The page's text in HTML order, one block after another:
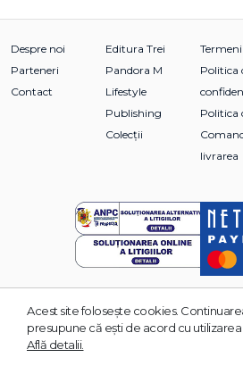
Despre noi
Parteneri
Contact
Editura Trei
Pandora M
Lifestyle
Publishing
Colecții
Politica
Politica
livrarea
© 2026 Grupul Editorial TREI.
Acest site foloseşte cookies.
presupune că eşti de acord cu
Află detalii.